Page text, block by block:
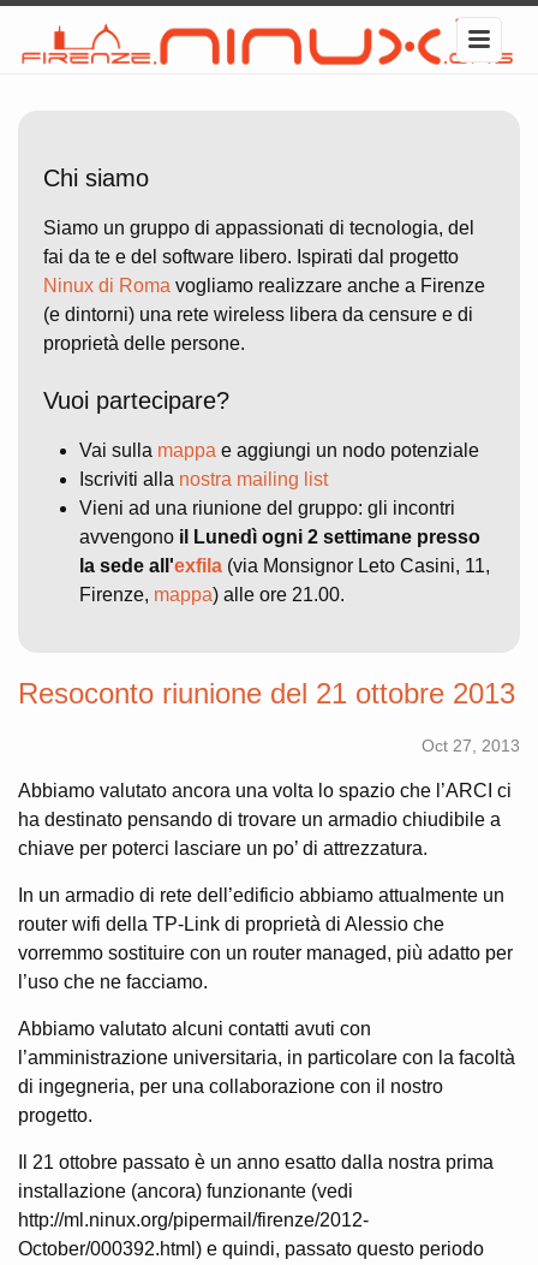
Chi siamo
Siamo un gruppo di appassionati di tecnologia, del
fai da te e del software libero. Ispirati dal progetto
Ninux di Roma vogliamo realizzare anche a Firenze
(e dintorni) una rete wireless libera da censure e di
proprietà delle persone.
Vuoi partecipare?
Vai sulla mappa e aggiungi un nodo potenziale
Iscriviti alla nostra mailing list
Vieni ad una riunione del gruppo: gli incontri
avvengono il Lunedì ogni 2 settimane presso
la sede all'exfila (via Monsignor Leto Casini, 11,
Firenze, mappa) alle ore 21.00.
Resoconto riunione del 21 ottobre 2013
Oct 27, 2013
Abbiamo valutato ancora una volta lo spazio che l’ARCI ci
ha destinato pensando di trovare un armadio chiudibile a
chiave per poterci lasciare un po’ di attrezzatura.
In un armadio di rete dell’edificio abbiamo attualmente un
router wifi della TP-Link di proprietà di Alessio che
vorremmo sostituire con un router managed, più adatto per
l’uso che ne facciamo.
Abbiamo valutato alcuni contatti avuti con
l’amministrazione universitaria, in particolare con la facoltà
di ingegneria, per una collaborazione con il nostro
progetto.
Il 21 ottobre passato è un anno esatto dalla nostra prima
installazione (ancora) funzionante (vedi
http://ml.ninux.org/pipermail/firenze/2012-
October/000392.html) e quindi, passato questo periodo